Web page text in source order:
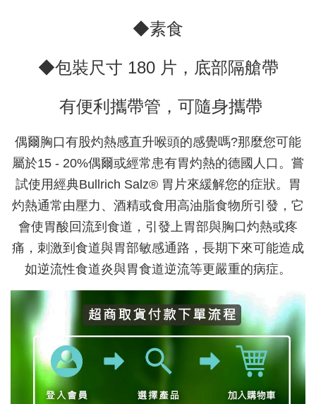
◆素食
◆包裝尺寸 180 片，底部隔艙帶
有便利攜帶管，可隨身攜帶
偶爾胸口有股灼熱感直升喉頭的感覺嗎?那麼您可能
屬於15 - 20%偶爾或經常患有胃灼熱的德國人口。嘗
試使用經典Bullrich Salz® 胃片來緩解您的症狀。胃
灼熱通常由壓力、酒精或食用高油脂食物所引發，它
會使胃酸回流到食道，引發上胃部與胸口灼熱或疼
痛，刺激到食道與胃部敏感通路，長期下來可能造成
如逆流性食道炎與胃食道逆流等更嚴重的病症。